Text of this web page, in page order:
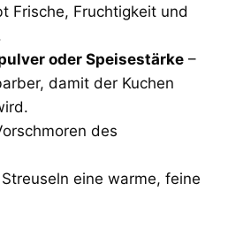
Frische, Fruchtigkeit und
oder Speisestärke –
damit der Kuchen
des
eine warme, feine